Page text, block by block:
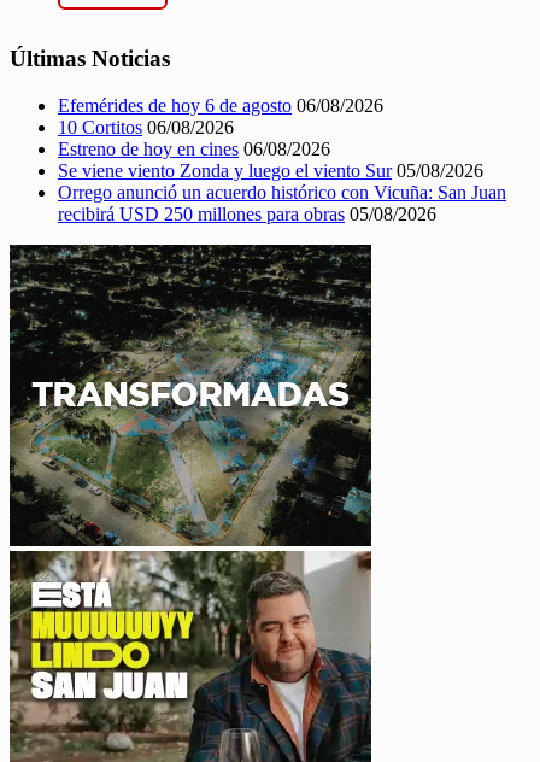
Últimas Noticias
Efemérides de hoy 6 de agosto 06/08/2026
10 Cortitos 06/08/2026
Estreno de hoy en cines 06/08/2026
Se viene viento Zonda y luego el viento Sur 05/08/2026
Orrego anunció un acuerdo histórico con Vicuña: San Juan
recibirá USD 250 millones para obras 05/08/2026